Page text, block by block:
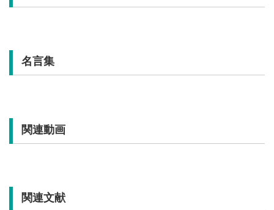
名言集
関連動画
関連文献